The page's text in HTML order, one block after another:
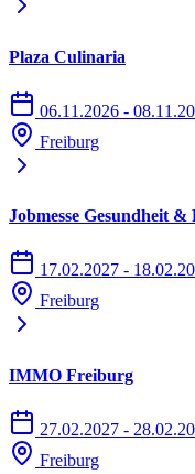
Plaza Culinaria
06.11.2026 -
Freiburg
Jobmesse Gesundheit &
17.02.2027 -
Freiburg
IMMO Freiburg
27.02.2027 -
Freiburg